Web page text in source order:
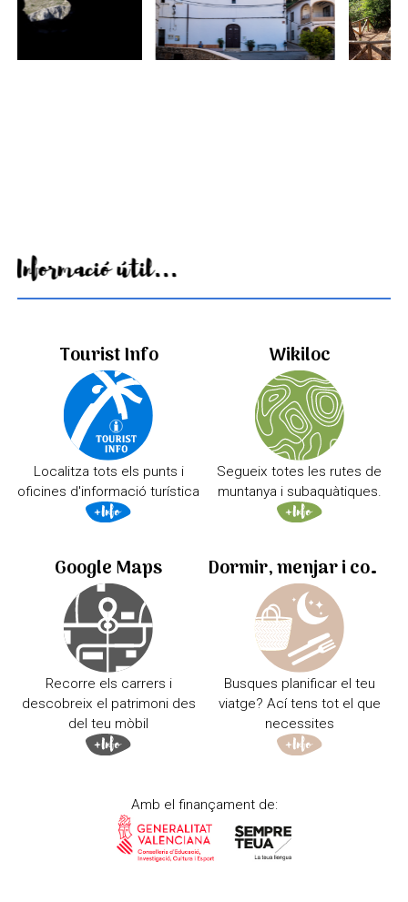
Informació útil...
Tourist Info
Localitza tots els punts i
oficines d'informació turística
Wikiloc
Segueix totes les rutes de
muntanya i subaquàtiques.
Google Maps
Recorre els carrers i
descobreix el patrimoni des
del teu mòbil
Dormir, menjar i comprar
Busques planificar el teu
viatge? Ací tens tot el que
necessites
Amb el finançament de: